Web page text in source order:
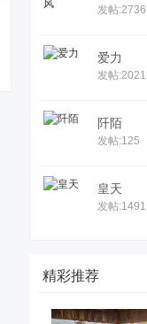
发帖:2736
爱力
发帖:2021
阡陌
发帖:125
皇天
发帖:1491
精彩推荐